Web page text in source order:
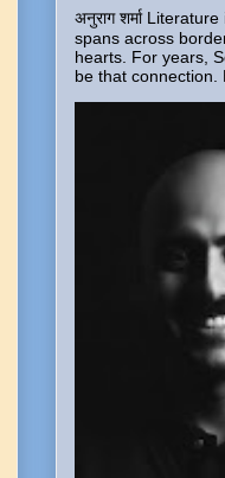
अनुराग शर्मा
spans across
hearts. For years,
be that connection.